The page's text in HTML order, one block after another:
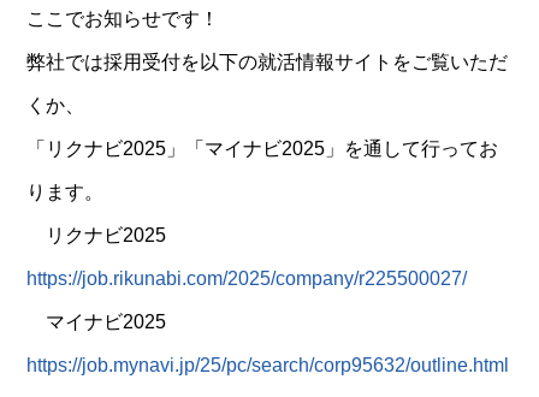
ここでお知らせです！
弊社では採用受付を以下の就活情報サイトをご覧いただ
くか、
「リクナビ2025」「マイナビ2025」を通して行ってお
ります。
リクナビ2025
https://job.rikunabi.com/2025/company/r225500027/
マイナビ2025
https://job.mynavi.jp/25/pc/search/corp95632/outline.html